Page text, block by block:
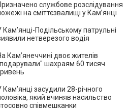
службове розслідування
на сміттєзвалищі у Кам’янці
Кам’янці-Подільському патрульні
нетверезого водія
Камʼянеччині двоє жителів
шахраям 60 тисяч
Камʼянці засудили 28-річного
який вчиняв насильство
співмешканки